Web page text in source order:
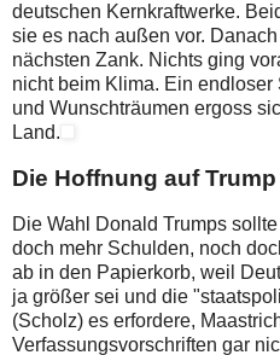
deutschen Kernkraftwerke.
sie es nach außen vor.
nächsten Zank. Nichts ging
nicht beim Klima. Ein
und Wunschträumen ergoss
Land.
Die Hoffnung auf Trump
Die Wahl Donald Trumps
doch mehr Schulden, noch
ab in den Papierkorb, weil
ja größer sei und die
(Scholz) es erfordere,
Verfassungsvorschriften gar